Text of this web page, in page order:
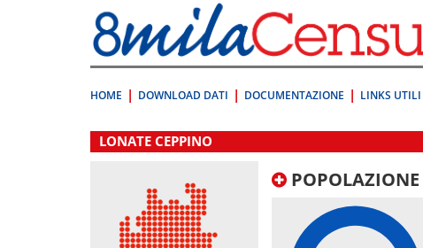
direttamente
a:
Contenuto
HOME DOWNLOAD DATI DOCUMENTAZIONE LINKS UTILI
LONATE CEPPINO
POPOLAZIONE